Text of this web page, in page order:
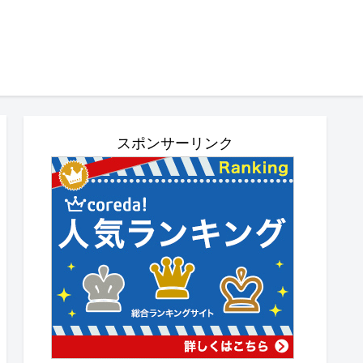
スポンサーリンク